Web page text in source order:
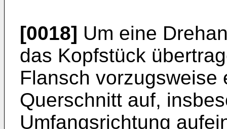
[0018] Um eine
das Kopfstück
Flansch vorzugsweise
Querschnitt auf,
Umfangsrichtung